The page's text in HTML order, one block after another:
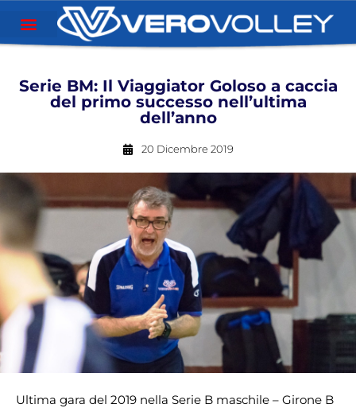
Serie BM: Il Viaggiator Goloso a caccia
del primo successo nell’ultima
dell’anno
20 Dicembre 2019
Ultima gara del 2019 nella Serie B maschile – Girone B